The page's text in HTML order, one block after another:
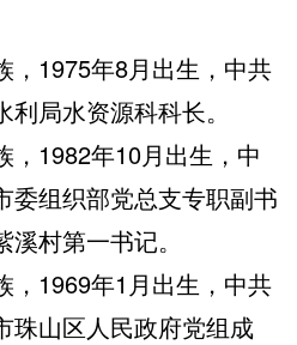
1975年8月出生，中共
局水资源科科长。
1982年10月出生，中
委组织部党总支专职副书
村第一书记。
1969年1月出生，中共
珠山区人民政府党组成